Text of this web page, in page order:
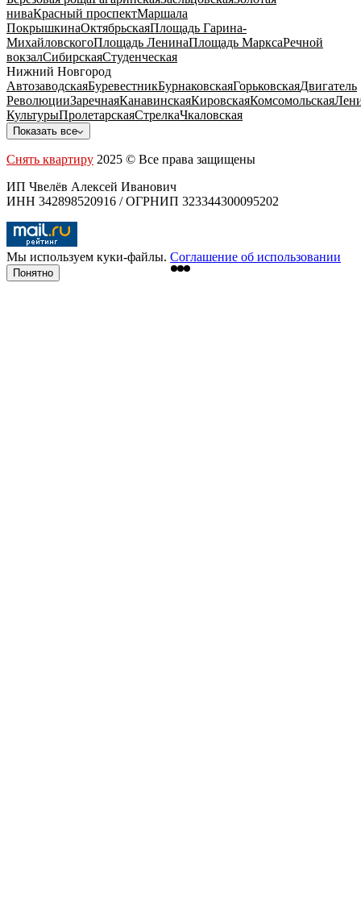
ниваКрасный проспектМаршала
ПокрышкинаОктябрьскаяПлощадь Гарина-
МихайловскогоПлощадь ЛенинаПлощадь МарксаРечной
вокзалСибирскаяСтуденческая
Нижний Новгород
АвтозаводскаяБуревестникБурнаковскаяГорьковскаяДвигатель
РеволюцииЗаречнаяКанавинскаяКировскаяКомсомольская
КультурыПролетарскаяСтрелкаЧкаловская
Показать все
Снять квартиру 2025 © Все права защищены
ИП Чвелёв Алексей Иванович
ИНН 342898520916 / ОГРНИП 323344300095202
Мы используем куки-файлы. Соглашение об использовании
Понятно